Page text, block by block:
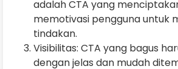
adalah CTA yang
memotivasi pengguna untuk
tindakan.
Visibilitas: CTA yang bagus
dengan jelas dan mudah